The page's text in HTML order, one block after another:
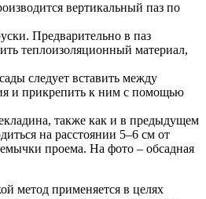
вертикальный паз по
Предварительно в паз
теплоизоляционный материал,
следует вставить между
и прикрепить к ним с помощью
также как и в предыдущем
на расстоянии 5–6 см от
проема. На фото – обсадная
метод применяется в целях